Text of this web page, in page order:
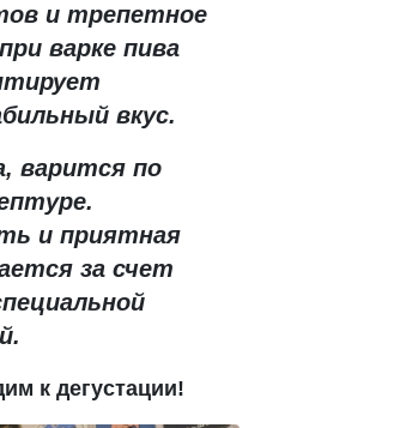
и трепетное
варке пива
вкус.
варится по
и приятная
за счет
к дегустации!